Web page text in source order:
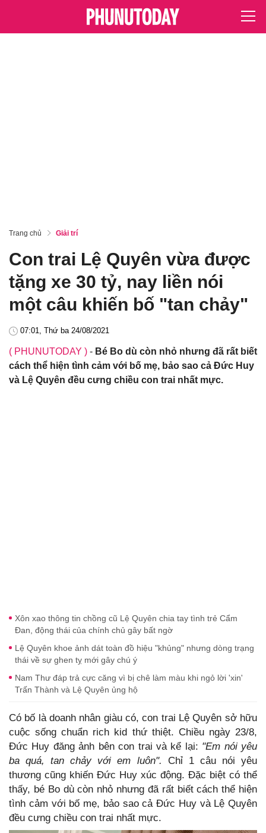
Trang chủ Giải trí
Con trai Lệ Quyên vừa được
tặng xe 30 tỷ, nay liền nói
một câu khiến bố "tan chảy"
07:01, Thứ ba 24/08/2021
( PHUNUTODAY ) - Bé Bo dù còn nhỏ nhưng đã rất biết
cách thể hiện tình cảm với bố mẹ, bảo sao cả Đức Huy
và Lệ Quyên đều cưng chiều con trai nhất mực.
Xôn xao thông tin chồng cũ Lệ Quyên chia tay tình trẻ Cẩm
Đan, động thái của chính chủ gây bất ngờ
Lệ Quyên khoe ảnh dát toàn đồ hiệu "khủng" nhưng dòng trạng
thái về sự ghen tỵ mới gây chú ý
Nam Thư đáp trả cực căng vì bị chê làm màu khi ngỏ lời 'xin'
Trấn Thành và Lệ Quyên ủng hộ
Có bố là doanh nhân giàu có, con trai Lệ Quyên sở hữu
cuộc sống chuẩn rich kid thứ thiệt. Chiều ngày 23/8,
Đức Huy đăng ảnh bên con trai và kể lại: "Em nói yêu
ba quá, tan chảy với em luôn". Chỉ 1 câu nói yêu
thương cũng khiến Đức Huy xúc động. Đặc biệt có thể
thấy, bé Bo dù còn nhỏ nhưng đã rất biết cách thể hiện
tình cảm với bố mẹ, bảo sao cả Đức Huy và Lệ Quyên
đều cưng chiều con trai nhất mực.